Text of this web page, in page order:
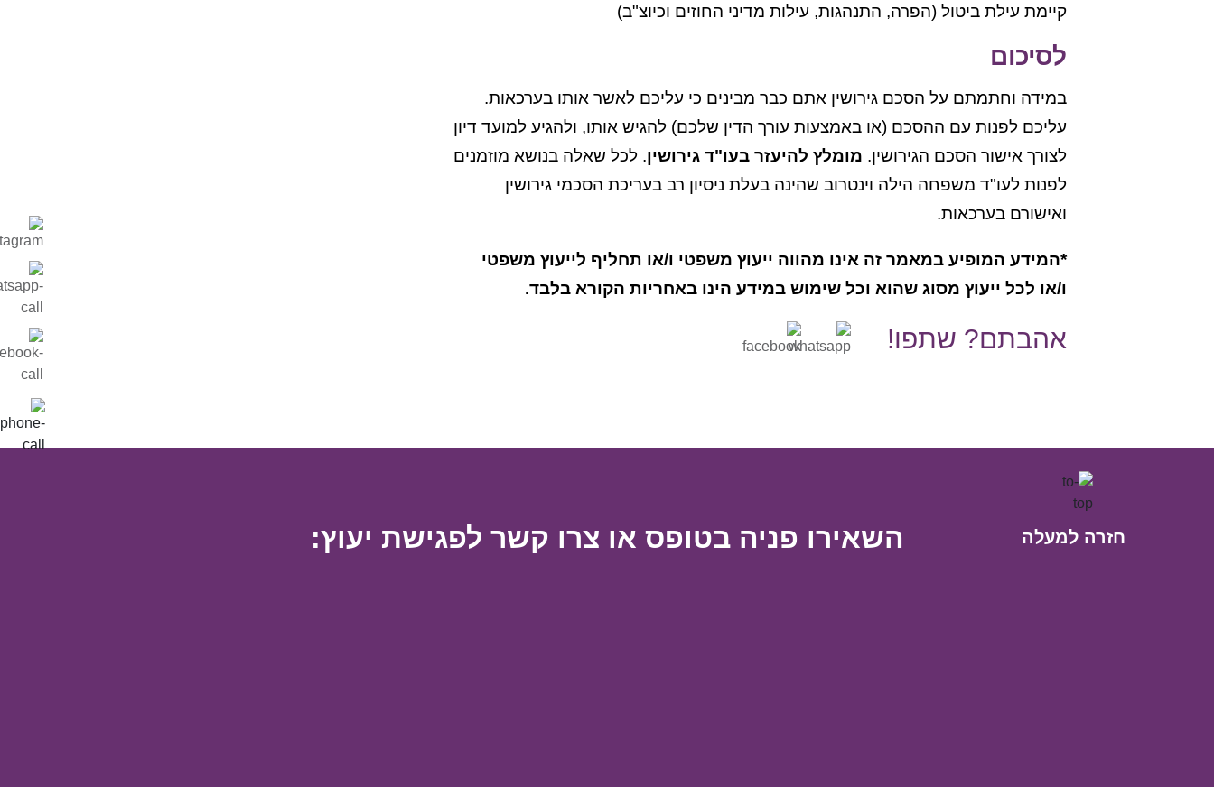
קיימת עילת ביטול (הפרה, התנהגות, עילות מדיני החוזים וכיוצ"ב)
לסיכום
במידה וחתמתם על הסכם גירושין אתם כבר מבינים כי עליכם לאשר אותו בערכאות.
עליכם לפנות עם ההסכם (או באמצעות עורך הדין שלכם) להגיש אותו, ולהגיע למועד דיון
לצורך אישור הסכם הגירושין. מומלץ להיעזר בעו"ד גירושין. לכל שאלה בנושא מוזמנים
לפנות לעו"ד משפחה הילה וינטרוב שהינה בעלת ניסיון רב בעריכת הסכמי גירושין
ואישורם בערכאות.
*המידע המופיע במאמר זה אינו מהווה ייעוץ משפטי ו/או תחליף לייעוץ משפטי
ו/או לכל ייעוץ מסוג שהוא וכל שימוש במידע הינו באחריות הקורא בלבד.
אהבתם? שתפו!
חזרה למעלה השאירו פניה בטופס או צרו קשר לפגישת יעוץ: